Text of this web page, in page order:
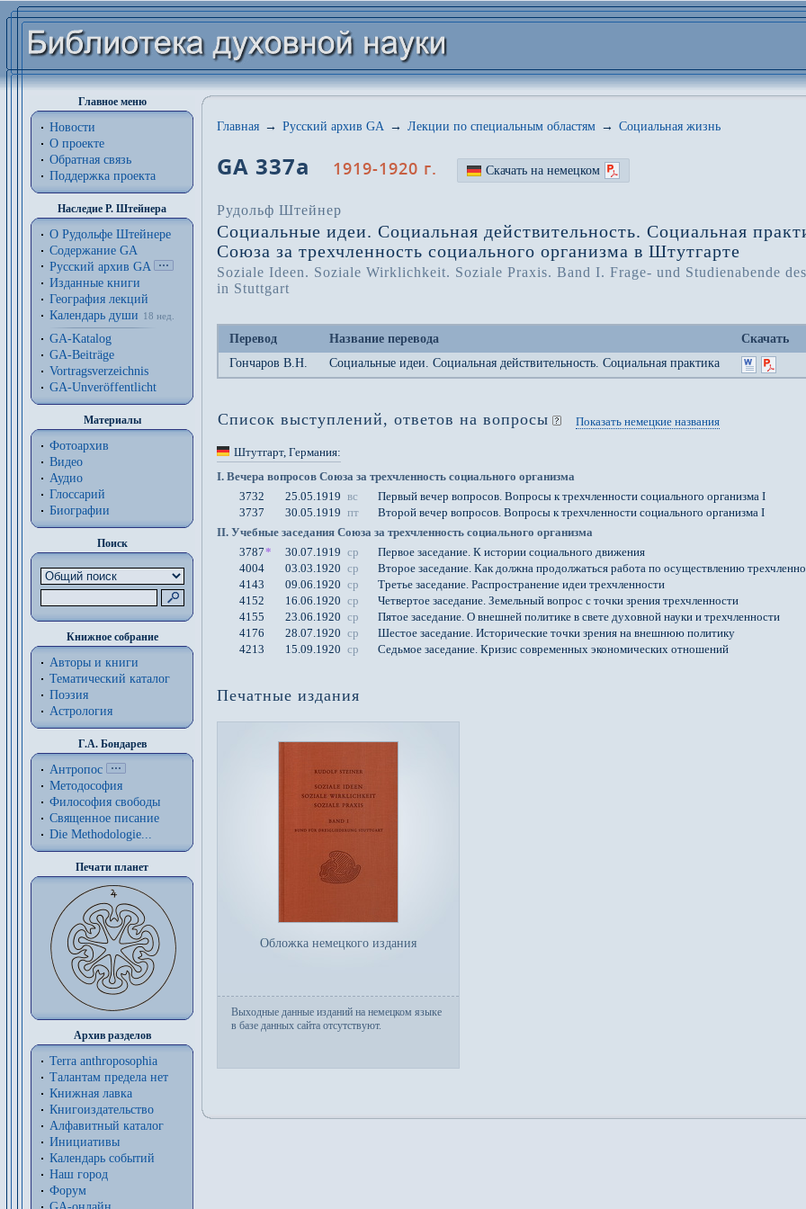
Главное меню
Новости
О проекте
Обратная связь
Поддержка проекта
Наследие Р. Штейнера
О Рудольфе Штейнере
Содержание GA
Русский архив GA
Изданные книги
География лекций
Календарь души
18 нед.
GA-Katalog
GA-Beiträge
Vortragsverzeichnis
GA-Unveröffentlicht
Материалы
Фотоархив
Видео
Аудио
Глоссарий
Биографии
Поиск
Книжное собрание
Авторы и книги
Тематический каталог
Поэзия
Астрология
Г.А. Бондарев
Антропос
Методософия
Философия cвободы
Священное писание
Die Methodologie...
Печати планет
Архив разделов
Terra anthroposophia
Талантам предела нет
Книжная лавка
Книгоиздательство
Алфавитный каталог
Инициативы
Календарь событий
Наш город
Форум
Главная → Русский архив GA → Лекции по специальным областям → Социальная жизнь
GA 337a 1919-1920 г. Скачать на немецком
Рудольф Штейнер
Социальные идеи. Социальная действительность. Социальная
Союза за трехчленность социального организма в Штутгарте
Soziale Ideen. Soziale Wirklichkeit. Soziale Praxis. Band I. Frage- und Studienabende
in Stuttgart
Перевод Название перевода
Скачать
Гончаров В.Н.
Социальные идеи. Социальная действительность. Социальная практика
Список выступлений, ответов на вопросы Показать немецкие названия
Штутгарт, Германия:
I. Вечера вопросов Союза за трехчленность социального организма
3732
25.05.1919 вс
Первый вечер вопросов. Вопросы к трехчленности социального организма I
3737
30.05.1919 пт
Второй вечер вопросов. Вопросы к трехчленности социального организма I
II. Учебные заседания Союза за трехчленность социального организма
3787* 30.07.1919 ср
Первое заседание. К истории социального движения
4004
03.03.1920 ср
Второе заседание. Как должна продолжаться работа по осуществлению
4143
09.06.1920 ср
Третье заседание. Распространение идеи трехчленности
4152
16.06.1920 ср
Четвертое заседание. Земельный вопрос с точки зрения трехчленности
4155
23.06.1920 ср
Пятое заседание. О внешней политике в свете духовной науки и трехчленности
4176
28.07.1920 ср
Шестое заседание. Исторические точки зрения на внешнюю политику
4213
15.09.1920 ср Седьмое заседание. Кризис современных экономических отношений
Печатные издания
Обложка немецкого издания
Выходные данные изданий на немецком языке
в базе данных сайта отсутствуют.